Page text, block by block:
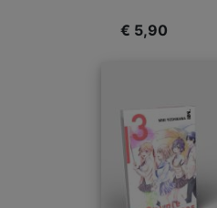
€ 5,90